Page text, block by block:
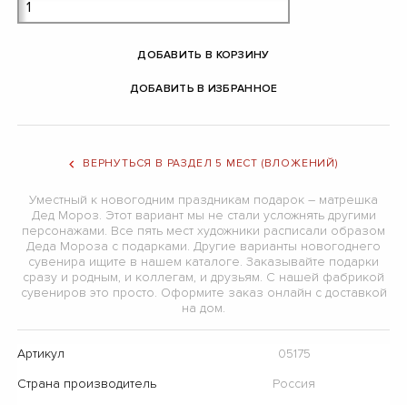
ДОБАВИТЬ В КОРЗИНУ
ДОБАВИТЬ В ИЗБРАННОЕ
ВЕРНУТЬСЯ В РАЗДЕЛ 5 МЕСТ (ВЛОЖЕНИЙ)
Уместный к новогодним праздникам подарок – матрешка
Дед Мороз. Этот вариант мы не стали усложнять другими
персонажами. Все пять мест художники расписали образом
Деда Мороза с подарками. Другие варианты новогоднего
сувенира ищите в нашем каталоге. Заказывайте подарки
сразу и родным, и коллегам, и друзьям. С нашей фабрикой
сувениров это просто. Оформите заказ онлайн с доставкой
на дом.
Артикул
05175
Страна производитель
Россия